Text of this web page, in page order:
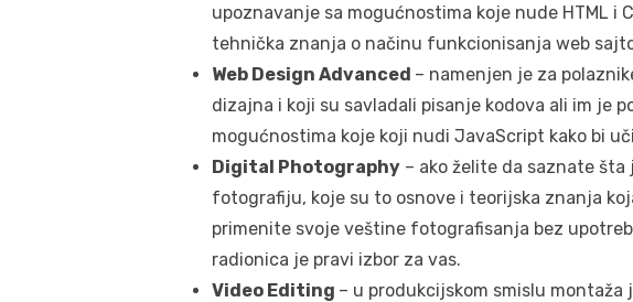
upoznavanje sa mogućnostima koje nude HTML i
tehnička znanja o načinu funkcionisanja web
Web Design Advanced – namenjen je za
dizajna i koji su savladali pisanje kodova ali im je
mogućnostima koje koji nudi JavaScript kako bi
Digital Photography – ako želite da saznate
fotografiju, koje su to osnove i teorijska znanja
primenite svoje veštine fotografisanja bez
radionica je pravi izbor za vas.
Video Editing – u produkcijskom smislu montaža